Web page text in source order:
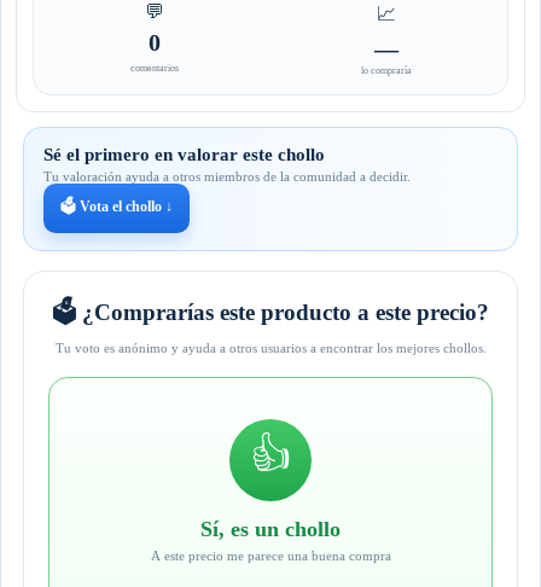
💬
0
comentarios
📈
—
lo compraría
Sé el primero en valorar este chollo
Tu valoración ayuda a otros miembros de la comunidad a decidir.
🗳️ Vota el chollo ↓
🗳️ ¿Comprarías este producto a este precio?
Tu voto es anónimo y ayuda a otros usuarios a encontrar los mejores chollos.
👍
Sí, es un chollo
A este precio me parece una buena compra